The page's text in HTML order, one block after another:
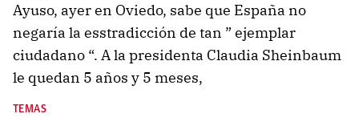
Ayuso, ayer en Oviedo, sabe que España no
negaría la esstradicción de tan ” ejemplar
ciudadano “. A la presidenta Claudia Sheinbaum
le quedan 5 años y 5 meses,
TEMAS